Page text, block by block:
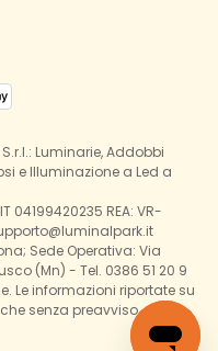
Luminarie, Addobbi
e Illuminazione a Led a
04199420235 REA: VR-
Sede Operativa: Via
(Mn) - Tel. 0386 51 20 9
Le informazioni riportate su
senza preavviso.